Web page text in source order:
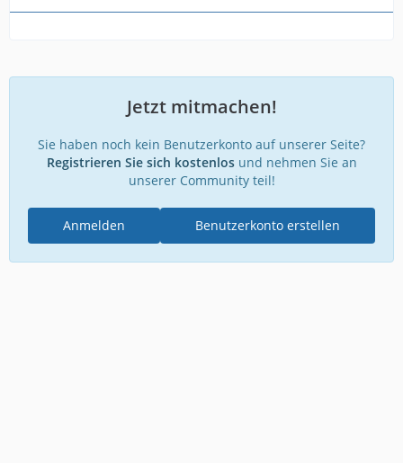
Jetzt mitmachen!
Sie haben noch kein Benutzerkonto auf unserer Seite?
Registrieren Sie sich kostenlosund nehmen Sie an
unserer Community teil!
Benutzerkonto erstellen
Anmelden